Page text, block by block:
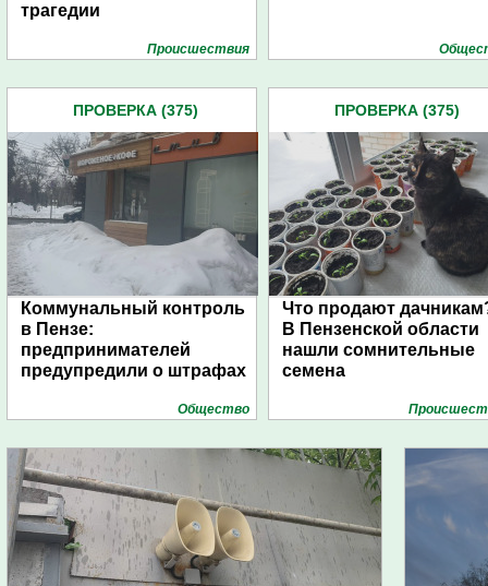
трагедии
Проиcшествия
ПРОВЕРКА (375)
Коммунальный контроль
в Пензе:
предпринимателей
предупредили о штрафах
Общество
ПРОВЕРКА (375)
Что продают
В Пензенской области
нашли сомнительные
семена